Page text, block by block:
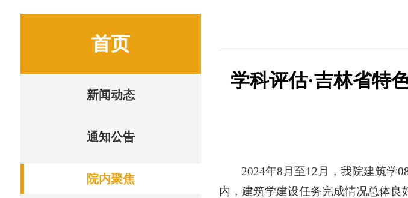
首页
新闻动态
通知公告
院内聚焦
学科评估·吉林省特
2024年8月至12月，我院建筑学
内，建筑学建设任务完成情况总体